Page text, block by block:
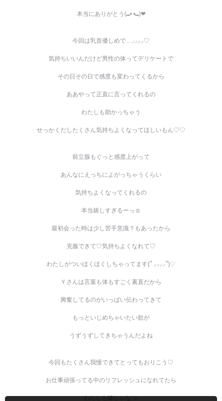
本当にありがとう(⑉• •⑉)❤︎
今回は乳首優しめで…⸝⸝⸝⸝♡
気持ちいいんだけど男性の体ってデリケートで
その日その日で感度も変わってくるから
ああやって正直に言ってくれるの
わたしも助かっちゃう
せっかくだしたくさん気持ちよくなってほしいもん♡♡
前立腺もぐっと感度上がって
あんなにえっちによがっちゃうくらい
気持ちよくなってくれるの
本当嬉しすぎるーっ☺️
最初会った時は少し苦手意識？もあったから
克服できて♡気持ちよくなれて♡
わたしがついほくほくしちゃってます(՞ ⸝⸝⸝⸝՞)♡
Ｙさんは言葉も体もすごく素直だから
興奮してるのがいっぱい伝わってきて
もっといじめちゃいたい欲が
うずうずしてきちゃうんだよね
今回もたくさん我慢できてとってもおりこう♡
お仕事頑張ってる中のリフレッシュになれてたら
わたしも嬉しいな︎︎◝✩